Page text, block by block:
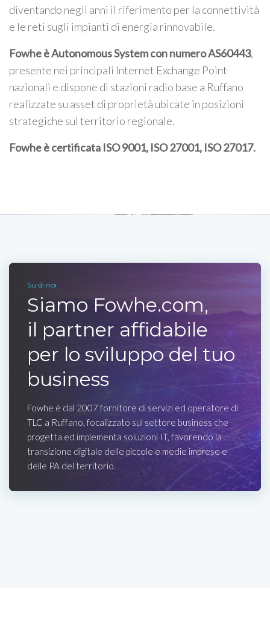
diventando negli anni il riferimento per la connettività
e le reti sugli impianti di energia rinnovabile.
Fowhe è Autonomous System con numero AS60443,
presente nei principali Internet Exchange Point
nazionali e dispone di stazioni radio base a Ruffano
realizzate su asset di proprietà ubicate in posizioni
strategiche sul territorio regionale.
Fowhe è certificata ISO 9001, ISO 27001, ISO 27017.
Su di noi
Siamo Fowhe.com,
il partner affidabile
per lo sviluppo del tuo
business
Fowhe è dal 2007 fornitore di servizi ed operatore di
TLC a Ruffano, focalizzato sul settore business che
progetta ed implementa soluzioni IT, favorendo la
transizione digitale delle piccole e medie imprese e
delle PA del territorio.